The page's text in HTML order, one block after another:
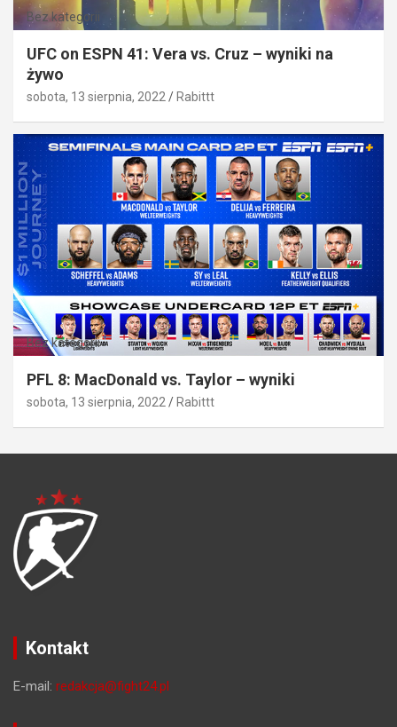
Bez kategorii
UFC on ESPN 41: Vera vs. Cruz – wyniki na
żywo
sobota, 13 sierpnia, 2022 Rabittt
Bez kategorii
PFL 8: MacDonald vs. Taylor – wyniki
sobota, 13 sierpnia, 2022 Rabittt
Kontakt
E-mail: redakcja@fight24.pl